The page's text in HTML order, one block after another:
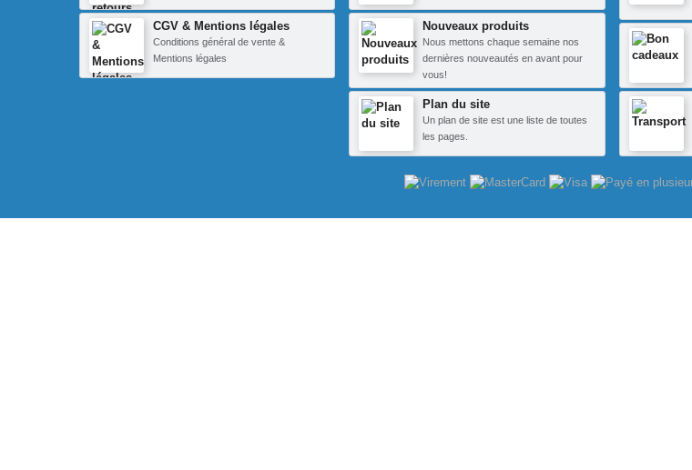
CGV & Mentions légales
Conditions général de vente &
Mentions légales
Nouveaux produits
Nous mettons chaque semaine nos
dernières nouveautés en avant pour
vous!
Plan du site
Un plan de site est une liste de toutes
les pages.